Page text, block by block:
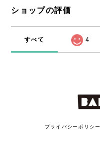
ショップの評価
すべて 4
プライバシーポリシー